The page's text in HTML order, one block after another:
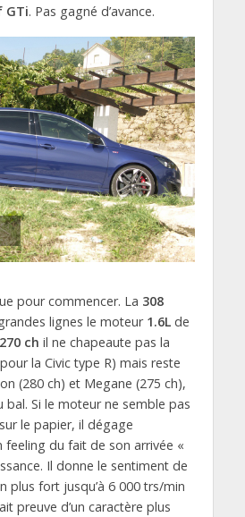
GTi. Pas gagné d’avance.
pour commencer. La 308
lignes le moteur 1.6Lde
270 ch il ne chapeaute pas la
la Civic type R) mais reste
(280 ch) et Megane (275 ch),
bal. Si le moteur ne semble pas
le papier, il dégage
feeling du fait de son arrivée «
Il donne le sentiment de
plus fort jusqu’à 6 000 trs/min
preuve d’un caractère plus